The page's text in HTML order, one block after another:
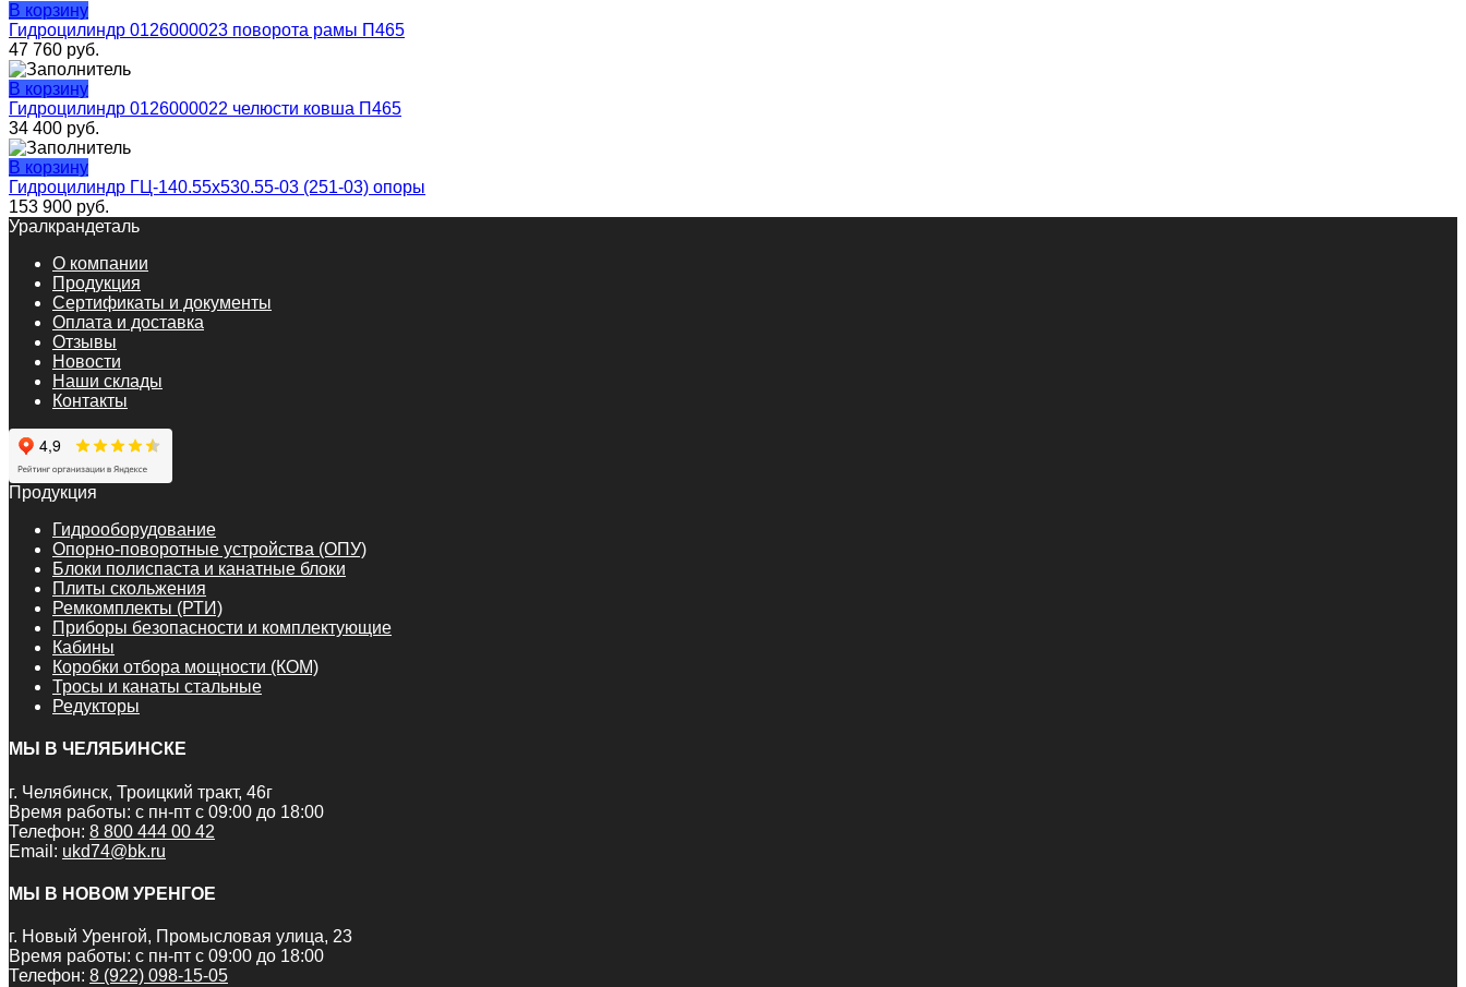
В корзину
Гидроцилиндр 0126000023 поворота рамы П465
47 760 руб.
В корзину
Гидроцилиндр 0126000022 челюсти ковша П465
34 400 руб.
В корзину
Гидроцилиндр ГЦ-140.55х530.55-03 (251-03) опоры
153 900 руб.
Уралкрандеталь
О компании
Продукция
Сертификаты и документы
Оплата и доставка
Отзывы
Новости
Наши склады
Контакты
Продукция
Гидрооборудование
Опорно-поворотные устройства (ОПУ)
Блоки полиспаста и канатные блоки
Плиты скольжения
Ремкомплекты (РТИ)
Приборы безопасности и комплектующие
Кабины
Коробки отбора мощности (КОМ)
Тросы и канаты стальные
Редукторы
МЫ В ЧЕЛЯБИНСКЕ
г. Челябинск, Троицкий тракт, 46г
Время работы: с пн-пт с 09:00 до 18:00
Телефон: 8 800 444 00 42
Email: ukd74@bk.ru
МЫ В НОВОМ УРЕНГОЕ
г. Новый Уренгой, Промысловая улица, 23
Время работы: с пн-пт с 09:00 до 18:00
Телефон: 8 (922) 098-15-05